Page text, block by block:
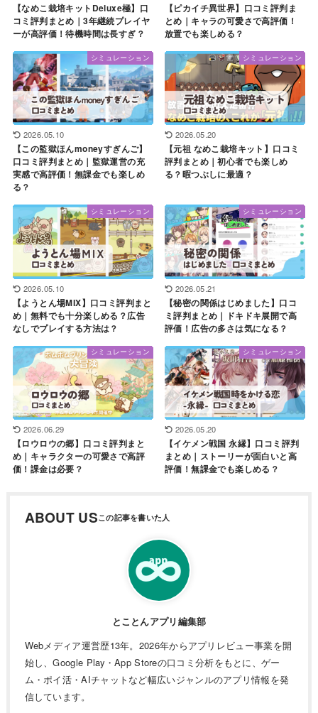
【なめこ栽培キットDeluxe極】口
コミ評判まとめ｜3年継続プレイヤ
ーが高評価！待機時間は長すぎ？
【ピカイチ異世界】口コミ評判ま
とめ｜キャラの可愛さで高評価！
放置でも楽しめる？
シミュレーション
2026.05.10
【この監獄ほんmoneyすぎんご】
口コミ評判まとめ｜監獄運営の充
実感で高評価！無課金でも楽しめ
る？
シミュレーション
2026.05.20
【元祖 なめこ栽培キット】口コミ
評判まとめ｜初心者でも楽しめ
る？暇つぶしに最適？
シミュレーション
2026.05.10
【ようとん場MIX】口コミ評判まと
め｜無料でも十分楽しめる？広告
なしでプレイする方法は？
シミュレーション
2026.05.21
【秘密の関係はじめました】口コ
ミ評判まとめ｜ドキドキ展開で高
評価！広告の多さは気になる？
シミュレーション
2026.06.29
【ロウロウの郷】口コミ評判まと
め｜キャラクターの可愛さで高評
価！課金は必要？
シミュレーション
2026.05.20
【イケメン戦国 永縁】口コミ評判
まとめ｜ストーリーが面白いと高
評価！無課金でも楽しめる？
ABOUT US
とことんアプリ編集部
Webメディア運営歴13年。2026年からアプリレビュー事業を開
始し、Google Play・App Storeの口コミ分析をもとに、ゲー
ム・ポイ活・AIチャットなど幅広いジャンルのアプリ情報を発
信しています。